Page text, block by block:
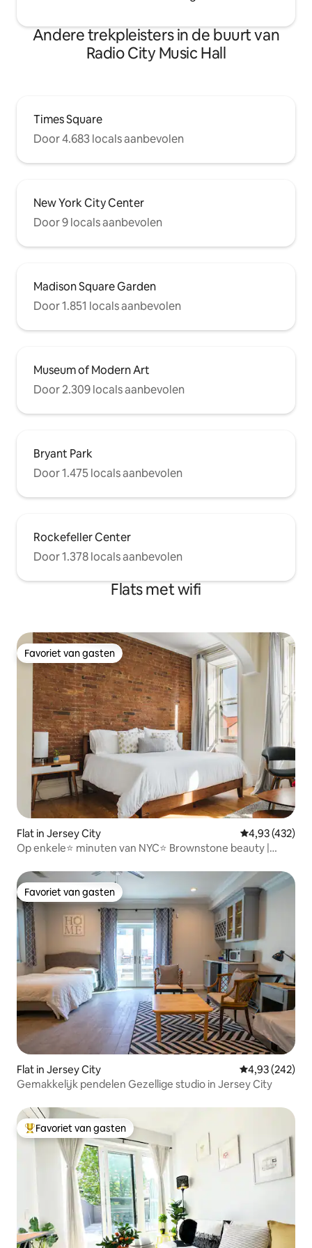
Andere trekpleisters in de buurt van
Radio City Music Hall
Times Square
Door 4.683 locals aanbevolen
New York City Center
Door 9 locals aanbevolen
Madison Square Garden
Door 1.851 locals aanbevolen
Museum of Modern Art
Door 2.309 locals aanbevolen
Bryant Park
Door 1.475 locals aanbevolen
Rockefeller Center
Door 1.378 locals aanbevolen
Flats met wifi
Favoriet van gasten
Favoriet van gasten
Flat in Jersey City Gemiddelde
4,93 (432)
Op enkele⭐ minuten van NYC⭐ Brownstone beauty |
Favoriet van gasten
Favoriet van gasten
Flat in Jersey City Gemiddelde
4,93 (242)
Gemakkelijk pendelen Gezellige studio in Jersey City
Topfavoriet van gasten
Favoriet van gasten